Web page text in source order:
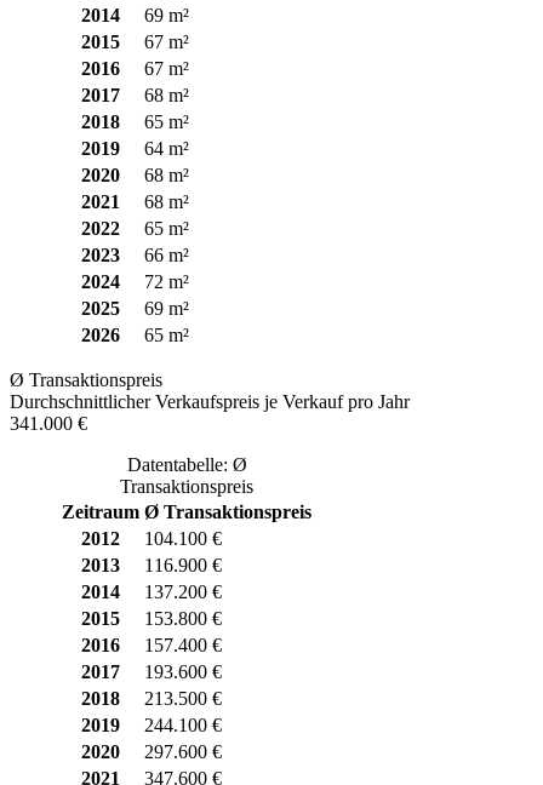
2014
69 m²
2015
67 m²
2016
67 m²
2017
68 m²
2018
65 m²
2019
64 m²
2020
68 m²
2021
68 m²
2022
65 m²
2023
66 m²
2024
72 m²
2025
69 m²
2026
65 m²
Ø Transaktionspreis
Durchschnittlicher Verkaufspreis je Verkauf pro Jahr
341.000 €
Datentabelle: Ø
Transaktionspreis
Zeitraum Ø Transaktionspreis
2012
104.100 €
2013
116.900 €
2014
137.200 €
2015
153.800 €
2016
157.400 €
2017
193.600 €
2018
213.500 €
2019
244.100 €
2020
297.600 €
2021
347.600 €